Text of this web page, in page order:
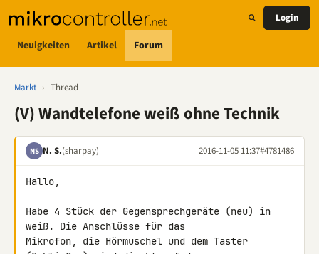
Neuigkeiten Artikel Forum
Login
Markt › Thread
(V) Wandtelefone weiß ohne Technik
NS N. S.(sharpay) 2016-11-05 11:37#4781486
Hallo,
Habe 4 Stück der Gegensprechgeräte (neu) in
weiß. Die Anschlüsse für das
Mikrofon, die Hörmuschel und dem Taster